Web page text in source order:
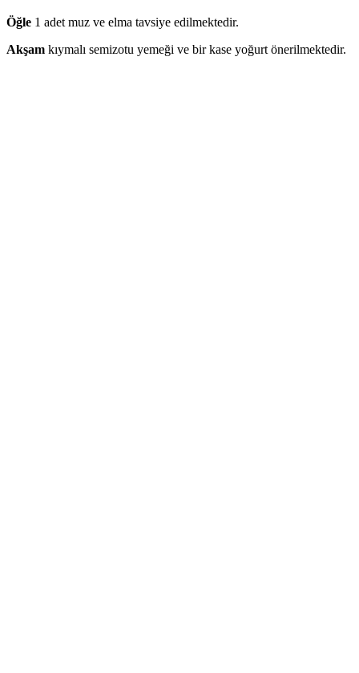
Öğle 1 adet muz ve elma tavsiye edilmektedir.
Akşam kıymalı semizotu yemeği ve bir kase yoğurt önerilmektedir.